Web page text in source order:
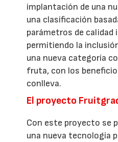
implantación de una
una clasificación
parámetros de
permitiendo la
una nueva categoría
fruta, con los
conlleva.
El proyecto
Con este proyecto se
una nueva tecnología